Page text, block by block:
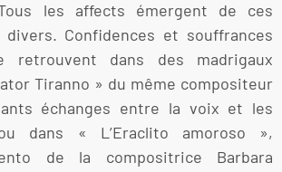
les affects émergent de ces
Confidences et souffrances
retrouvent dans des madrigaux
Tiranno » du même compositeur
échanges entre la voix et les
dans « L’Eraclito amoroso »,
de la compositrice Barbara